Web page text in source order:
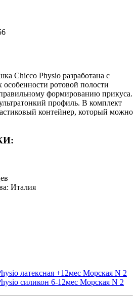
Chicco Physio разработана с
ротовой полости
формированию прикуса.
профиль. В комплект
контейнер, который можно
Италия
латексная +12мес Морская N 2
силикон 6-12мес Морская N 2